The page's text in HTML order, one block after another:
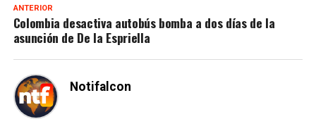
ANTERIOR
Colombia desactiva autobús bomba a dos días de la
asunción de De la Espriella
Notifalcon